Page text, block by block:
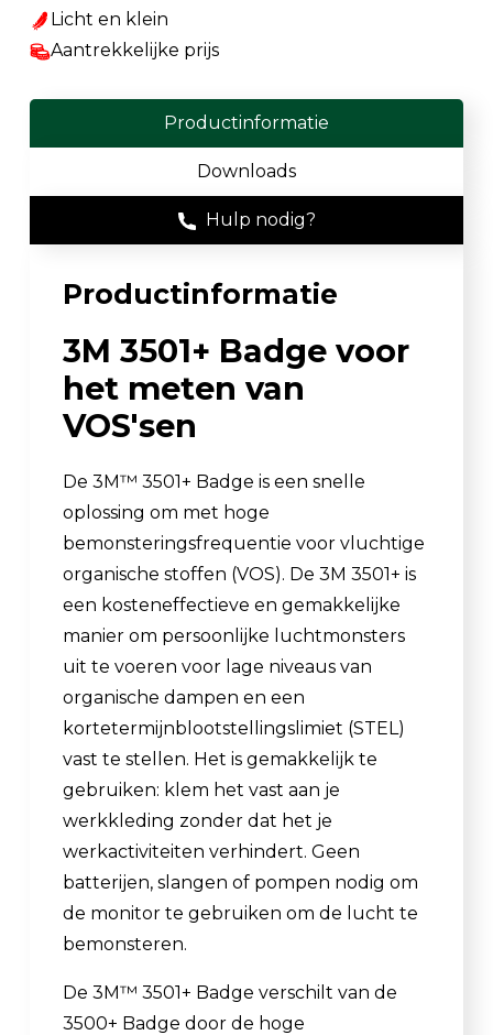
Licht en klein
Aantrekkelijke prijs
Productinformatie
Downloads
Hulp nodig?
Productinformatie
3M 3501+ Badge voor
het meten van
VOS'sen
De 3M™ 3501+ Badge is een snelle
oplossing om met hoge
bemonsteringsfrequentie voor vluchtige
organische stoffen (VOS). De 3M 3501+ is
een kosteneffectieve en gemakkelijke
manier om persoonlijke luchtmonsters
uit te voeren voor lage niveaus van
organische dampen en een
kortetermijnblootstellingslimiet (STEL)
vast te stellen. Het is gemakkelijk te
gebruiken: klem het vast aan je
werkkleding zonder dat het je
werkactiviteiten verhindert. Geen
batterijen, slangen of pompen nodig om
de monitor te gebruiken om de lucht te
bemonsteren.
De 3M™ 3501+ Badge verschilt van de
3500+ Badge door de hoge